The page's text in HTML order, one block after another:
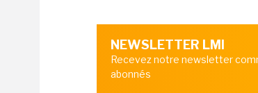
NEWSLETTER LMI
Recevez notre newsletter
abonnés